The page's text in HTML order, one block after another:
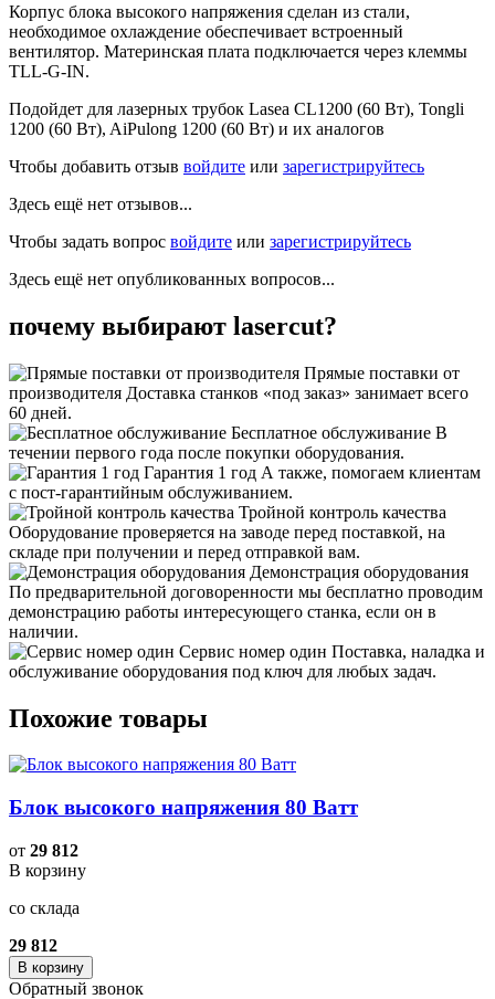
Корпус блока высокого напряжения сделан из стали,
необходимое охлаждение обеспечивает встроенный
вентилятор. Материнская плата подключается через клеммы
TLL-G-IN.
Подойдет для лазерных трубок Lasea CL1200 (60 Вт), Tongli
1200 (60 Вт), AiPulong 1200 (60 Вт) и их аналогов
Чтобы добавить отзыв войдите или зарегистрируйтесь
Здесь ещё нет отзывов...
Чтобы задать вопрос войдите или зарегистрируйтесь
Здесь ещё нет опубликованных вопросов...
почему выбирают lasercut?
Прямые поставки от
производителя Доставка станков «под заказ» занимает всего
60 дней.
Бесплатное обслуживание В
течении первого года после покупки оборудования.
Гарантия 1 год А также, помогаем клиентам
с пост-гарантийным обслуживанием.
Тройной контроль качества
Оборудование проверяется на заводе перед поставкой, на
складе при получении и перед отправкой вам.
Демонстрация оборудования
По предварительной договоренности мы бесплатно проводим
демонстрацию работы интересующего станка, если он в
наличии.
Сервис номер один Поставка, наладка и
обслуживание оборудования под ключ для любых задач.
Похожие товары
Блок высокого напряжения 80 Ватт
от 29 812
В корзину
со склада
29 812
В корзину
Обратный звонок